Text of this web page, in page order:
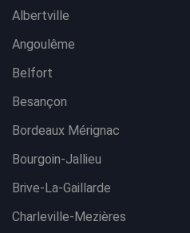
Albertville
Angoulême
Belfort
Besançon
Bordeaux Mérignac
Bourgoin-Jallieu
Brive-La-Gaillarde
Charleville-Mezières